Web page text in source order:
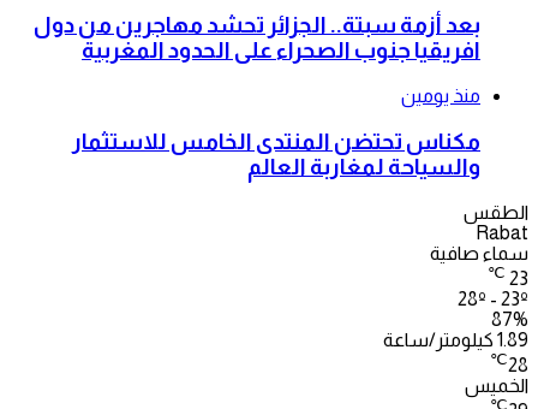
بعد أزمة سبتة.. الجزائر تحشد مهاجرين من دول
افريقيا جنوب الصحراء على الحدود المغربية
منذ يومين
مكناس تحتضن المنتدى الخامس للاستثمار
والسياحة لمغاربة العالم
الطقس
Rabat
سماء صافية
23
℃
28º - 23º
87%
1.89 كيلومتر/ساعة
28
℃
الخميس
℃